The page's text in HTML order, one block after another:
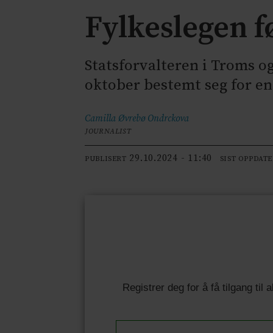
Fylkeslegen
Statsforvalteren i Troms
oktober bestemt seg for
Camilla Øvrebø Ondrckova
JOURNALIST
PUBLISERT 29.10.2024 - 11:40 SIST
Registrer deg for å få tilgang til